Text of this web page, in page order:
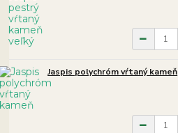
Jaspis polychróm vŕtaný kameň